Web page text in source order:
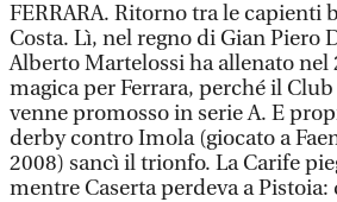
FERRARA. Ritorno tra le capienti
Costa. Lì, nel regno di Gian Piero
Alberto Martelossi ha allenato nel
magica per Ferrara, perché il
venne promosso in serie A. E
derby contro Imola (giocato a
2008) sancì il trionfo. La Carife
mentre Caserta perdeva a